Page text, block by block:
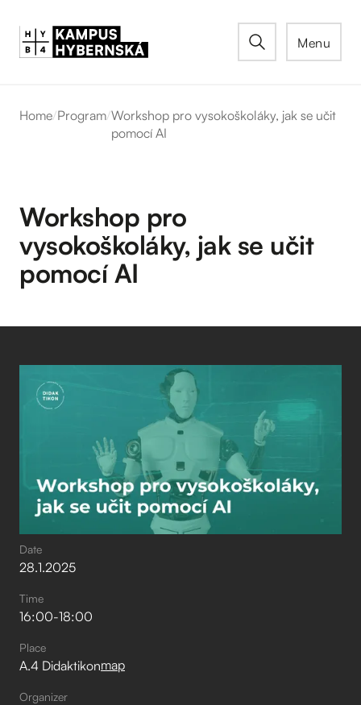
Menu
Home/Program/Workshop pro vysokoškoláky, jak se učit
pomocí AI
Workshop pro
vysokoškoláky, jak se učit
pomocí AI
Date
28.1.2025
Time
16:00-18:00
Place
A.4 Didaktikonmap
Organizer